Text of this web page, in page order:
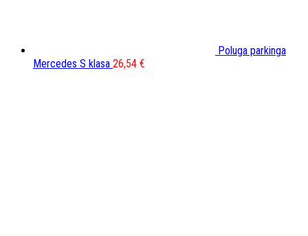
Poluga parkinga
Mercedes S klasa 26,54 €